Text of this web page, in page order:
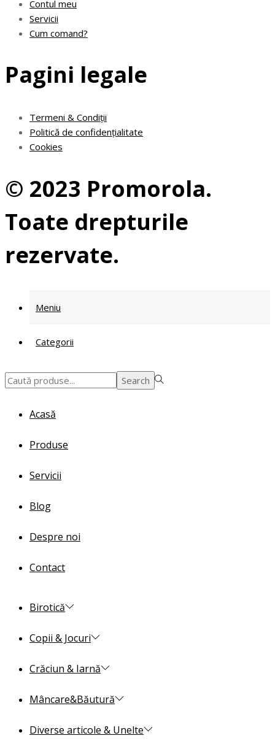
Contul meu
Servicii
Cum comand?
Pagini legale
Termeni & Condiții
Politică de confidențialitate
Cookies
© 2023 Promorola.
Toate drepturile
rezervate.
Meniu
Categorii
Search
Search
Acasă
Produse
Servicii
Blog
Despre noi
Contact
Birotică
Copii & Jocuri
Crăciun & Iarnă
Mâncare&Băutură
Diverse articole & Unelte